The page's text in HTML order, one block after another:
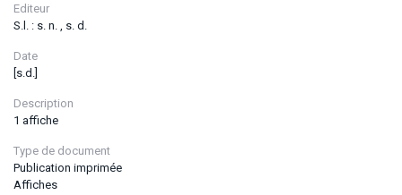
Editeur
S.l. : s. n. , s. d.
Date
[s.d.]
Description
1 affiche
Type de document
Publication imprimée
Affiches